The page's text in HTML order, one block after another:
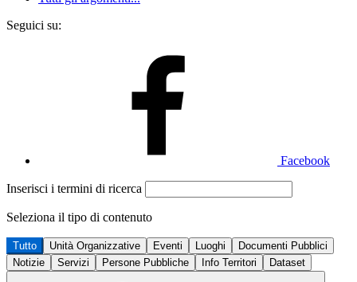
Seguici su:
Facebook
Inserisci i termini di ricerca
Seleziona il tipo di contenuto
Tutto Unità Organizzative Eventi Luoghi
Documenti Pubblici
Notizie
Servizi Persone Pubbliche Info Territori Dataset